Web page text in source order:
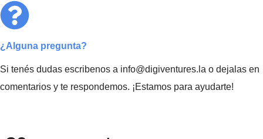
¿Alguna pregunta?
Si tenés dudas escribenos a info@digiventures.la o dejalas en
comentarios y te respondemos. ¡Estamos para ayudarte!